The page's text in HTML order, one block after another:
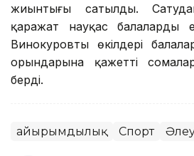
жиынтығы сатылды.
қаражат науқас балаларды
Винокуровтың өкілдері
орындарына қажетті
берді.
Қайырымдылық Спорт